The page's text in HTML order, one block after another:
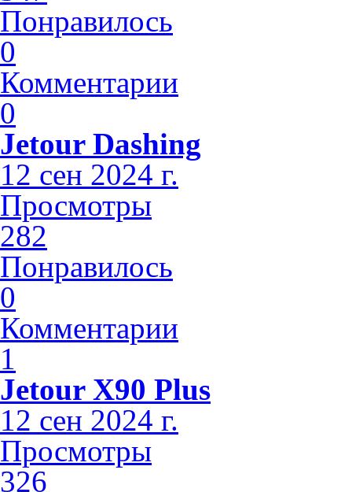
Понравилось
0
Комментарии
0
Jetour Dashing
12 сен 2024 г.
Просмотры
282
Понравилось
0
Комментарии
1
Jetour X90 Plus
12 сен 2024 г.
Просмотры
326